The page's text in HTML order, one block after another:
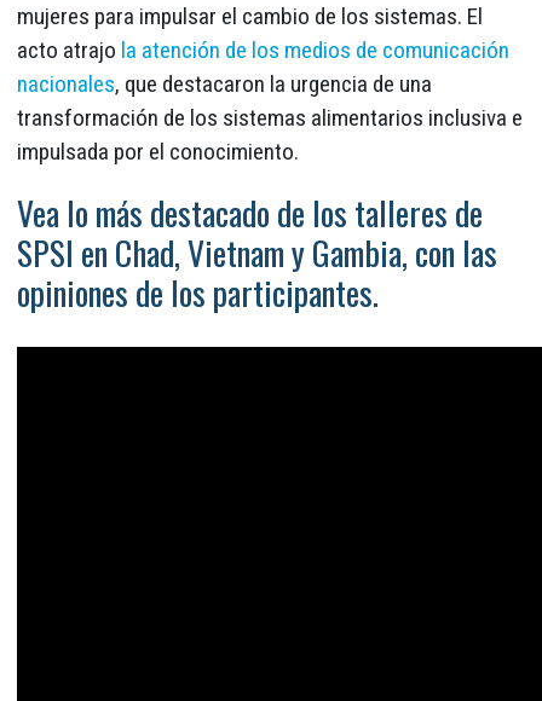
mujeres para impulsar el cambio de los sistemas. El
acto atrajo la atención de los medios de comunicación
nacionales, que destacaron la urgencia de una
transformación de los sistemas alimentarios inclusiva e
impulsada por el conocimiento.
Vea lo más destacado de los talleres de
SPSI en Chad, Vietnam y Gambia, con las
opiniones de los participantes.